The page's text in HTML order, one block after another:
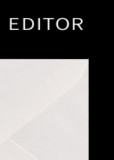
EDITOR